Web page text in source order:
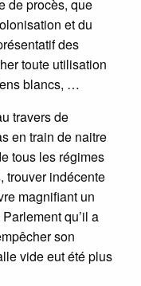
de procès, que
et du
des
toute utilisation
blancs, …
travers de
en train de naitre
tous les régimes
trouver indécente
magnifiant un
qu’il a
son
vide eut été plus